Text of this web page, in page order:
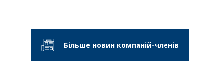
Більше новин компаній-членів